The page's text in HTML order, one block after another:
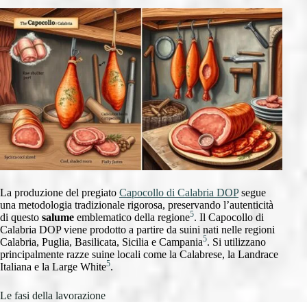
La produzione del pregiato Capocollo di Calabria DOPsegue
una metodologia tradizionale rigorosa, preservando l’autenticità
di questo salume emblematico della regione5. Il Capocollo di
Calabria DOP viene prodotto a partire da suini nati nelle regioni
Calabria, Puglia, Basilicata, Sicilia e Campania5. Si utilizzano
principalmente razze suine locali come la Calabrese, la Landrace
Italiana e la Large White5.
Le fasi della lavorazione